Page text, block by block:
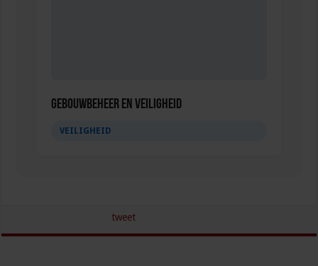
Gebouwbeheer en veiligheid
VEILIGHEID
tweet